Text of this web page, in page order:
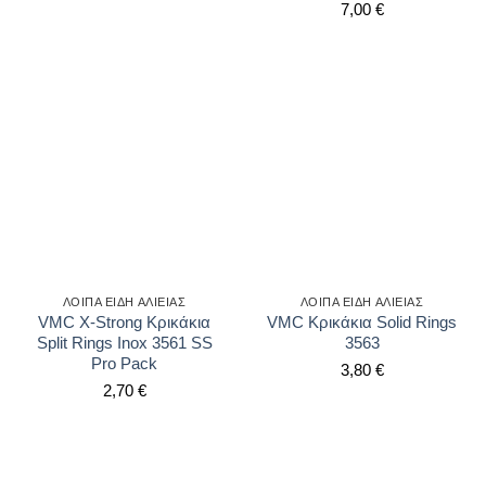
7,00 €
ΛΟΙΠΑ ΕΙΔΗ ΑΛΙΕΙΑΣ
VMC X-Strong Κρικάκια
Split Rings Inox 3561 SS
Pro Pack
2,70 €
ΛΟΙΠΑ ΕΙΔΗ ΑΛΙΕΙΑΣ
VMC Κρικάκια Solid Rings
3563
3,80 €